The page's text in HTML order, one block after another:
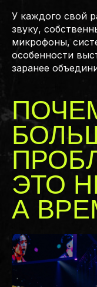
У каждого свой
звуку,
микрофоны,
особенности
заранее
ЭТО
А